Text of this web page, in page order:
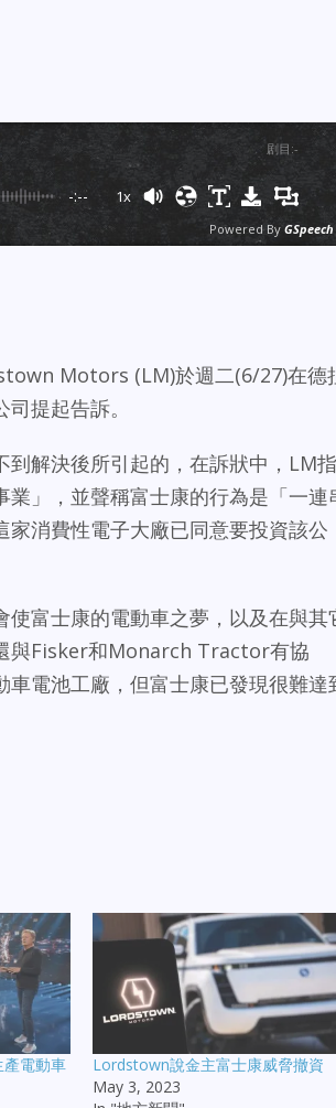
剧目 :-
-:-- 1x
Powered By GSpeech
Motors (LM)於週二(6/27)在德
提起告訴。
解決後所引起的，在訴狀中，LM指
」，並聲稱富士康的行為是「一連
消費性電子大廠已同意要投資該公
富士康的電動車之夢，以及在與其
與Fisker和Monarch Tractor有協
電池工廠，但富士康已發現很難達
產電動車
Lordstown說金主富士康威脅撤資
May 3, 2023